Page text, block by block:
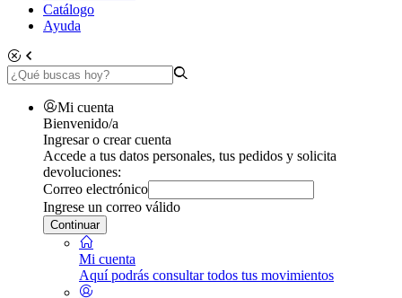
Catálogo
Ayuda
Mi cuenta
Bienvenido/a
Ingresar o crear cuenta
Accede a tus datos personales, tus pedidos y solicita
devoluciones:
Correo electrónico
Ingrese un correo válido
Continuar
Mi cuenta
Aquí podrás consultar todos tus movimientos